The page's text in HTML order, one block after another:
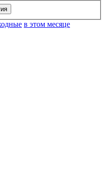
в этом месяце